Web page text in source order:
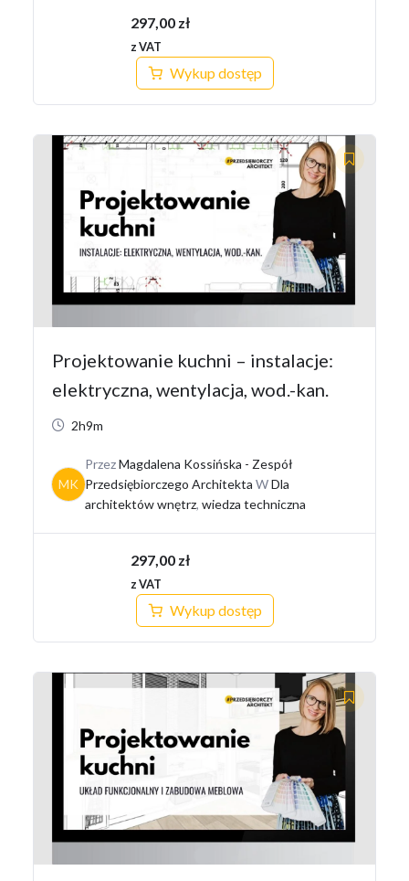
297,00 zł
z VAT
Wykup dostęp
Projektowanie kuchni – instalacje:
elektryczna, wentylacja, wod.-kan.
2h9m
MK
PrzezMagdalena Kossińska - Zespół
Przedsiębiorczego Architekta WDla
architektów wnętrz, wiedza techniczna
297,00 zł
z VAT
Wykup dostęp